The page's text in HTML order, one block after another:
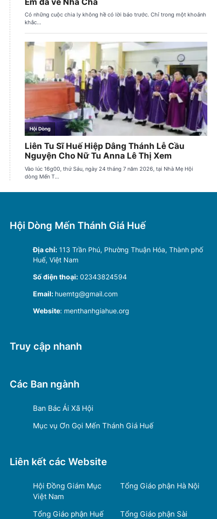
Hội Dòng Mến Thánh Giá Huế
Địa chỉ: 113 Trần Phú, Phường Thuận Hóa, Thành phố
Huế, Việt Nam
Số điện thoại: 02343824594
Email: huemtg@gmail.com
Website: menthanhgiahue.org
Truy cập nhanh
Các Ban ngành
Ban Bác Ái Xã Hội
Mục vụ Ơn Gọi Mến Thánh Giá Huế
Liên kết các Website
Hội Đồng Giám Mục
Việt Nam
Tổng Giáo phận Hà Nội
Tổng Giáo phận Huế
Tổng Giáo phận Sài